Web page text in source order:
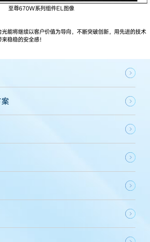
至尊670W系列组件EL图像
能将继续以客户价值为导向，不断突破创新，用先进的技术
稳稳的安全感！